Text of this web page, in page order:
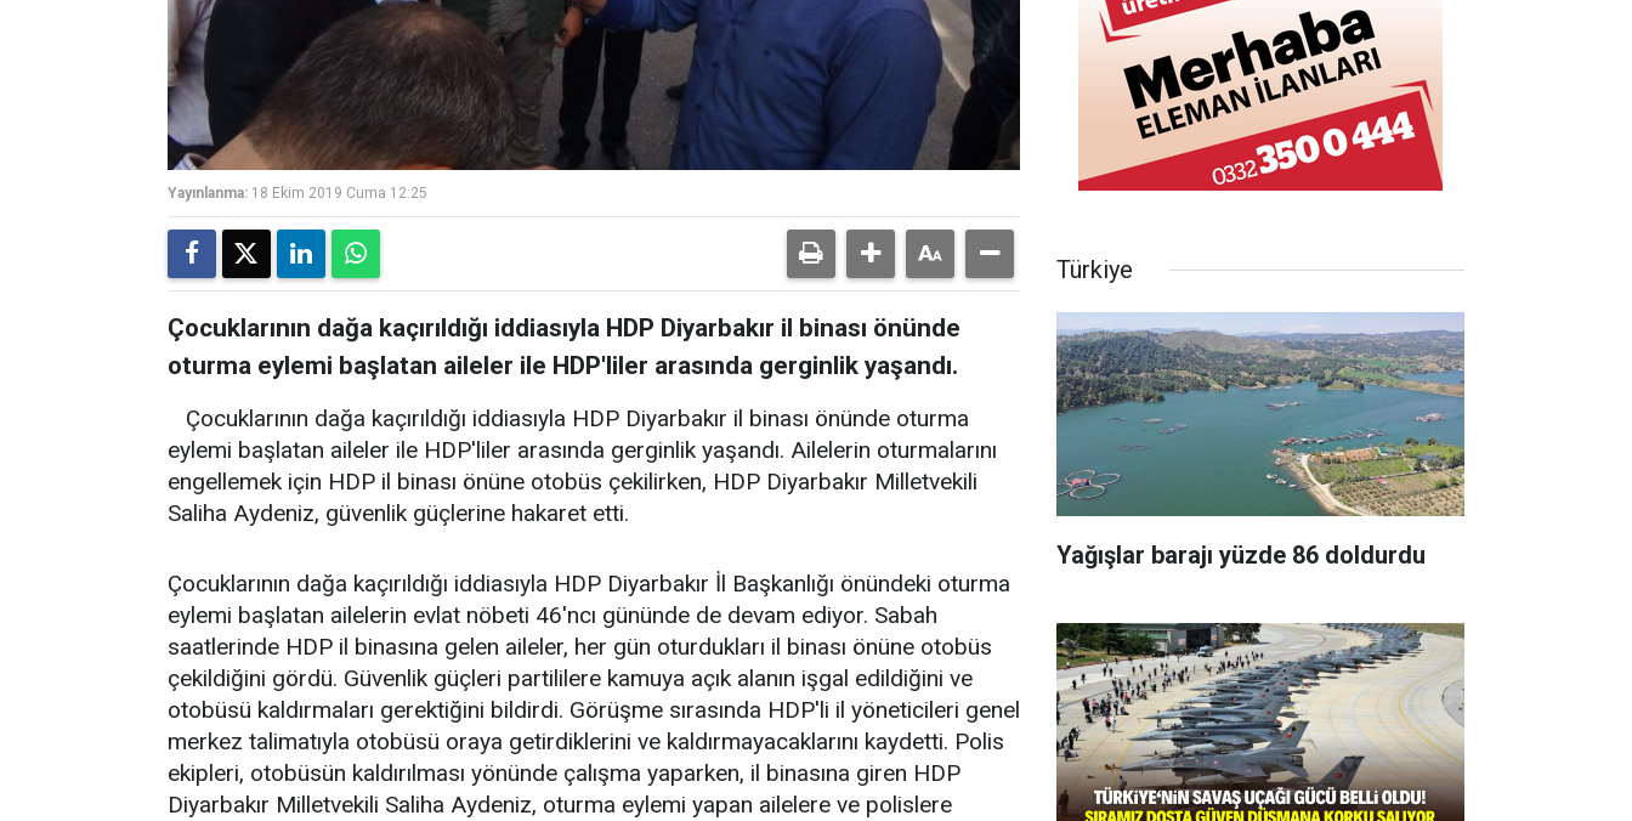
Yayınlanma: 18 Ekim 2019 Cuma 12:25
Çocuklarının dağa kaçırıldığı iddiasıyla HDP Diyarbakır il binası önünde
oturma eylemi başlatan aileler ile HDP'liler arasında gerginlik yaşandı.
Çocuklarının dağa kaçırıldığı iddiasıyla HDP Diyarbakır il binası önünde oturma
eylemi başlatan aileler ile HDP'liler arasında gerginlik yaşandı. Ailelerin oturmalarını
engellemek için HDP il binası önüne otobüs çekilirken, HDP Diyarbakır Milletvekili
Saliha Aydeniz, güvenlik güçlerine hakaret etti.
Çocuklarının dağa kaçırıldığı iddiasıyla HDP Diyarbakır İl Başkanlığı önündeki oturma
eylemi başlatan ailelerin evlat nöbeti 46'ncı gününde de devam ediyor. Sabah
saatlerinde HDP il binasına gelen aileler, her gün oturdukları il binası önüne otobüs
çekildiğini gördü. Güvenlik güçleri partililere kamuya açık alanın işgal edildiğini ve
otobüsü kaldırmaları gerektiğini bildirdi. Görüşme sırasında HDP'li il yöneticileri genel
merkez talimatıyla otobüsü oraya getirdiklerini ve kaldırmayacaklarını kaydetti. Polis
ekipleri, otobüsün kaldırılması yönünde çalışma yaparken, il binasına giren HDP
Diyarbakır Milletvekili Saliha Aydeniz, oturma eylemi yapan ailelere ve polislere
Türkiye
Yağışlar barajı yüzde 86 doldurdu